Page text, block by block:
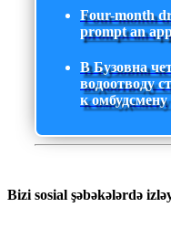
Four-month
prompt an
В Бузовна
водоотводу
к омбудсмену
Bizi sosial şəbəkələrdə